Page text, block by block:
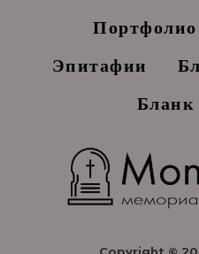
Портфолио
Эпитафии
Бланк
Copyright ©